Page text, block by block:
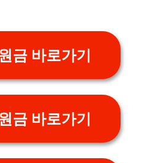
금 바로가기
금 바로가기